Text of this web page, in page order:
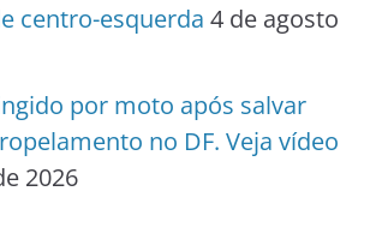
centro-esquerda 4 de agosto
por moto após salvar
no DF. Veja vídeo
2026